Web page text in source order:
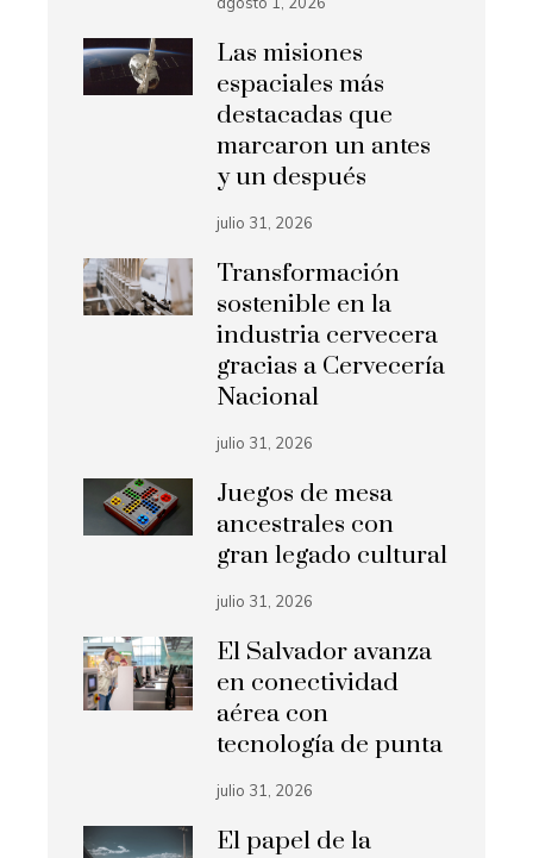
Las misiones
espaciales más
destacadas que
marcaron un antes
y un después
julio 31, 2026
Transformación
sostenible en la
industria cervecera
gracias a Cervecería
Nacional
julio 31, 2026
Juegos de mesa
ancestrales con
gran legado cultural
julio 31, 2026
El Salvador avanza
en conectividad
aérea con
tecnología de punta
julio 31, 2026
El papel de la